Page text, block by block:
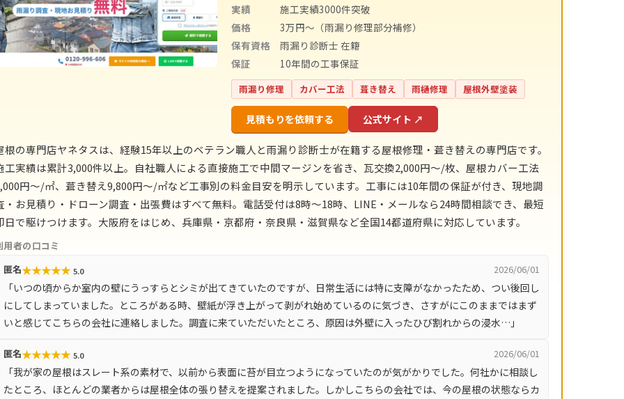
実績
施工実績3000件突破
価格
3万円〜（雨漏り修理部分補修）
保有資格
雨漏り診断士 在籍
保証
10年間の工事保証
雨漏り修理 カバー工法 葺き替え 雨樋修理 屋根外壁塗装
見積もりを依頼する 公式サイト ↗
根の専門店ヤネタスは、経験15年以上のベテラン職人と雨漏り診断士が在籍する屋根修理・葺き替えの専門店です。
工実績は累計3,000件以上。自社職人による直接施工で中間マージンを省き、瓦交換2,000円〜/枚、屋根カバー工法
円〜/㎡、葺き替え9,800円〜/㎡など工事別の料金目安を明示しています。工事には10年間の保証が付き、現地調
・お見積り・ドローン調査・出張費はすべて無料。電話受付は8時〜18時、LINE・メールなら24時間相談でき、最短
日で駆けつけます。大阪府をはじめ、兵庫県・京都府・奈良県・滋賀県など全国14都道府県に対応しています。
用者の口コミ
匿名★★★★★ 5.0 2026/06/01
「いつの頃からか室内の壁にうっすらとシミが出てきていたのですが、日常生活には特に支障がなかったため、つい後回し
にしてしまっていました。ところがある時、壁紙が浮き上がって剥がれ始めているのに気づき、さすがにこのままではまず
いと感じてこちらの会社に連絡しました。調査に来ていただいたところ、原因は外壁に入ったひび割れからの浸水…」
匿名★★★★★ 5.0 2026/06/01
「我が家の屋根はスレート系の素材で、以前から表面に苔が目立つようになっていたのが気がかりでした。何社かに相談し
たところ、ほとんどの業者からは屋根全体の張り替えを提案されました。しかしこちらの会社では、今の屋根の状態ならカ